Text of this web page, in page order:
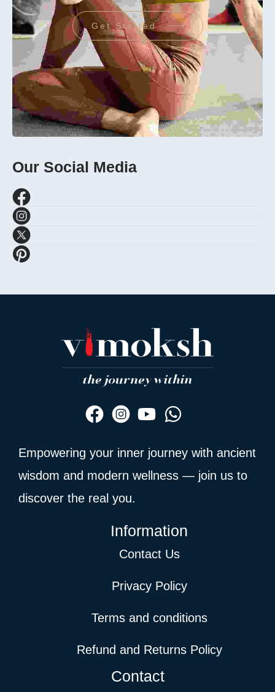
Get Started
Our Social Media
Empowering your inner journey with ancient
wisdom and modern wellness — join us to
discover the real you.
Information
Contact Us
Privacy Policy
Terms and conditions
Refund and Returns Policy
Contact